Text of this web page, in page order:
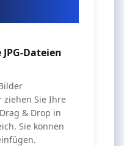
Dateien
ziehen Sie Ihre
& Drop in
Sie können